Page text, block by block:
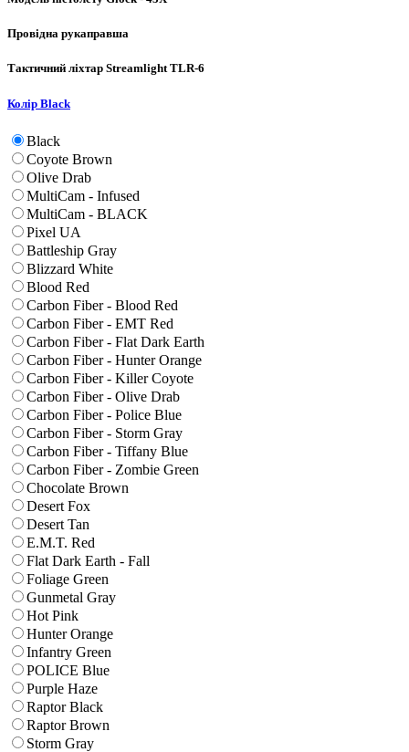
Провідна рукаправша
Тактичний ліхтар Streamlight TLR-6
Колір Black
Black
Coyote Brown
Olive Drab
MultiCam - Infused
MultiCam - BLACK
Pixel UA
Battleship Gray
Blizzard White
Blood Red
Carbon Fiber - Blood Red
Carbon Fiber - EMT Red
Carbon Fiber - Flat Dark Earth
Carbon Fiber - Hunter Orange
Carbon Fiber - Killer Coyote
Carbon Fiber - Olive Drab
Carbon Fiber - Police Blue
Carbon Fiber - Storm Gray
Carbon Fiber - Tiffany Blue
Carbon Fiber - Zombie Green
Chocolate Brown
Desert Fox
Desert Tan
E.M.T. Red
Flat Dark Earth - Fall
Foliage Green
Gunmetal Gray
Hot Pink
Hunter Orange
Infantry Green
POLICE Blue
Purple Haze
Raptor Black
Raptor Brown
Storm Gray